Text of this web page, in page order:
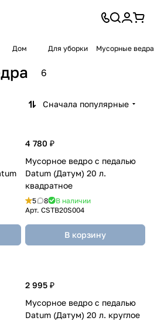
Дом Для уборки Мусорные ведра
6
Сначала популярные
4 780 ₽
Мусорное ведро с педалью
Datum (Датум) 20 л.
квадратное
5 8
В наличии
Арт. CSTB20S004
В корзину
2 995 ₽
Мусорное ведро с педалью
Datum (Датум) 20 л. круглое